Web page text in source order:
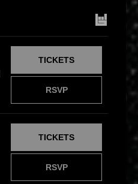
RSVP
TICKETS
RSVP
TICKETS